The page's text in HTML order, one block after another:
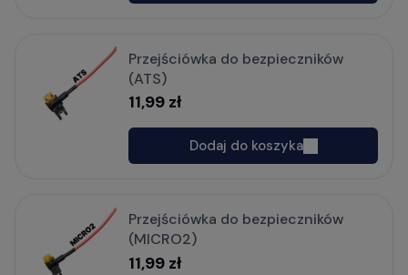
Przejściówka do bezpieczników
(ATS)
11,99 zł
Dodaj do koszyka
Przejściówka do bezpieczników
(MICRO2)
11,99 zł